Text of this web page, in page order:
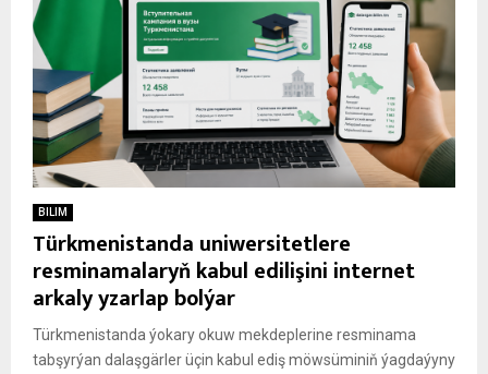
BILIM
Türkmenistanda uniwersitetlere
resminamalaryň kabul edilişini internet
arkaly yzarlap bolýar
Türkmenistanda ýokary okuw mekdeplerine resminama
tabşyrýan dalaşgärler üçin kabul ediş möwsüminiň ýagdaýyny